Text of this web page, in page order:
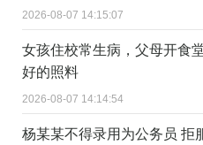
2026-08-07 14:15:07
女孩住校常生病，父母开食
好的照料
2026-08-07 14:14:54
杨某某不得录用为公务员 拒